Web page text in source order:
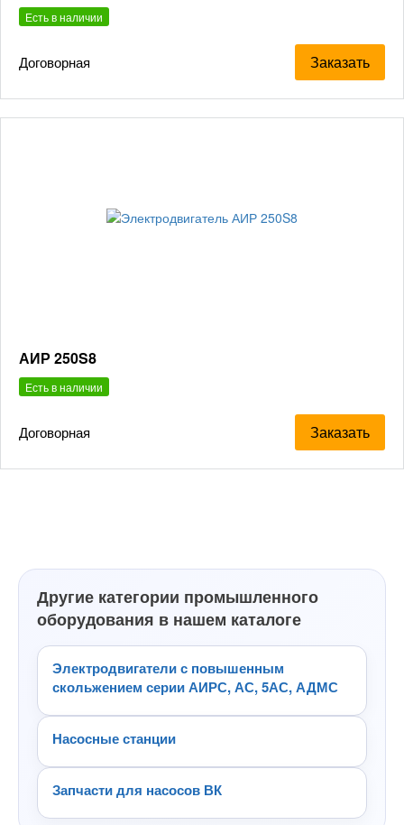
Есть в наличии
Договорная Заказать
АИР 250S8
Есть в наличии
Договорная Заказать
Другие категории промышленного
оборудования в нашем каталоге
Электродвигатели с повышенным
скольжением серии АИРС, АС, 5АС, АДМС
Насосные станции
Запчасти для насосов ВК